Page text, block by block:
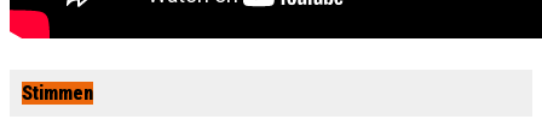
Stimmen